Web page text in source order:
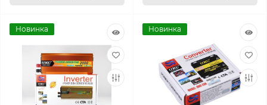
Новинка Новинка